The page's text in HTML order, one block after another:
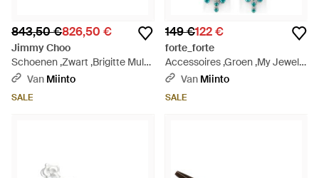
843,50 €826,50 €
Jimmy Choo
Schoenen ,Zwart ,Brigitte Mule
100 - Zwart
Van Miinto
SALE
149 €122 €
forte_forte
Accessoires ,Groen ,My Jewel
Oorbellen - Blauw
Van Miinto
SALE